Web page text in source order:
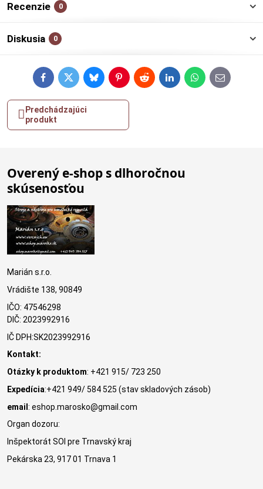
Recenzie 0
Diskusia 0
FacebookTwitterBlueskyPinterestRedditLinkedInWhatsApp
E-
mail
Predchádzajúci
produkt
Overený e-shop s dlhoročnou
skúsenosťou
Marián s.r.o.
Vrádište 138, 90849
IČO: 47546298
DIČ: 2023992916
IČ DPH:SK2023992916
Kontakt:
Otázky k produktom: +421 915/ 723 250
Expedícia:+421 949/ 584 525 (stav skladových zásob)
email: eshop.marosko@gmail.com
Organ dozoru:
Inšpektorát SOI pre Trnavský kraj
Pekárska 23, 917 01 Trnava 1